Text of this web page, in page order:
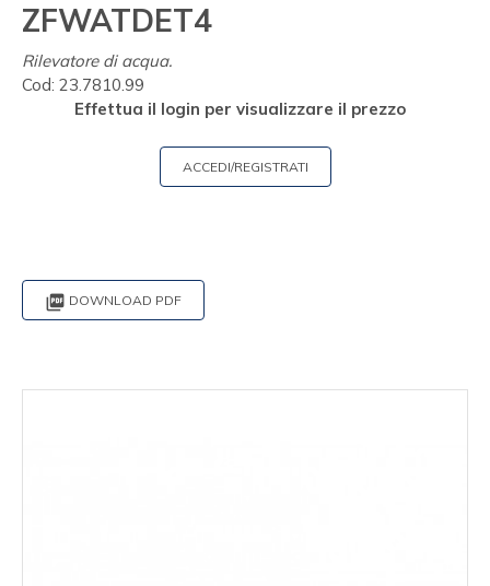
ZFWATDET4
Rilevatore di acqua.
Cod: 23.7810.99
Effettua il login per visualizzare il prezzo
ACCEDI/REGISTRATI
 DOWNLOAD PDF